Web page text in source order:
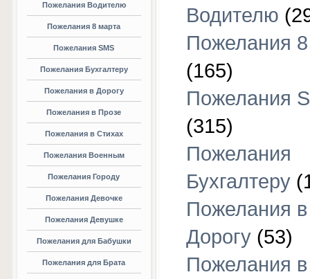
Пожелания Водителю
Пожелания 8 марта
Пожелания SMS
Пожелания Бухгалтеру
Пожелания в Дорогу
Пожелания в Прозе
Пожелания в Стихах
Пожелания Военным
Пожелания Городу
Пожелания Девочке
Пожелания Девушке
Пожелания для Бабушки
Пожелания для Брата
Водителю
Пожелания
(165)
Пожелания
(315)
Пожелания
Бухгалтеру
Пожелания в
Дорогу (53)
Пожелания в